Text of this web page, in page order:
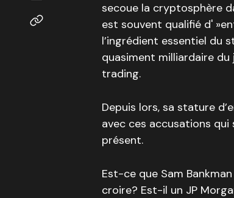
secoue la cryptosphère
est souvent qualifié d'
l’ingrédient essentiel du
quasiment milliardaire
trading.
Depuis lors, sa stature
avec ces accusations
présent.
Est-ce que Sam
croire? Est-il un JP